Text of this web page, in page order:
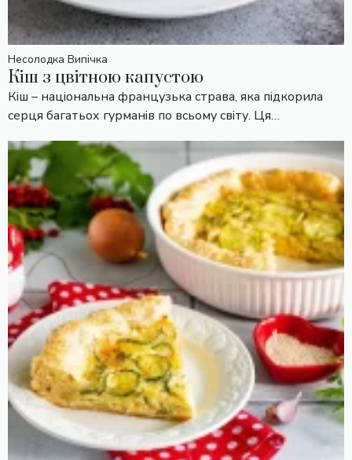
Несолодка Випічка
Кіш з цвітною капустою
Кіш – національна французька страва, яка підкорила
серця багатьох гурманів по всьому світу. Ця…